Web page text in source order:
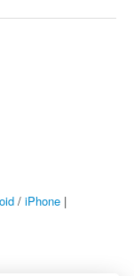
/ iPhone |